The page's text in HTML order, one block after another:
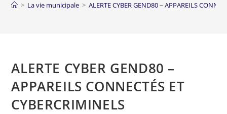
> La vie municipale > ALERTE CYBER GEND80 – APPAREILS
ALERTE CYBER GEND80 –
APPAREILS CONNECTÉS ET
CYBERCRIMINELS